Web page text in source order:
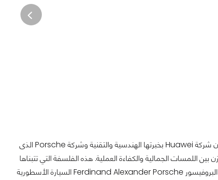
شركة Huawei بخبرتها الهندسية والتقنية وشركة Porscheالذى
بين اللمسات الجمالية والكفاءة العملية.هذه الفلسفة التي تتبناها
Ferdinand Alexander Porsche السيارة الأسطورية